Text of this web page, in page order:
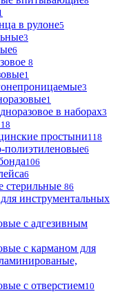
в рулоне5
3
6
8
1
3
1
в наборах3
простыни118
6
106
6
стерильные 86
инструментальных
с адгезивным
с карманом для
с отверстием10